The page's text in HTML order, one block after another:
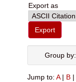
Export as
Group by:
Jump to: A| B |